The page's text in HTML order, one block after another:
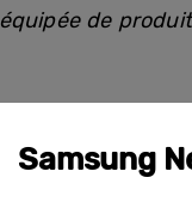
de
de
de
les
Samsung